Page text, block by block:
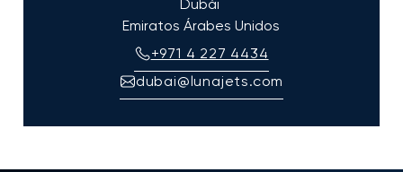
Dubái
Emiratos Árabes Unidos
+971 4 227 4434
dubai@lunajets.com